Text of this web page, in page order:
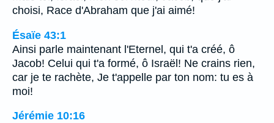
choisi, Race d'Abraham que j'ai aimé!
Ésaïe 43:1
Ainsi parle maintenant l'Eternel, qui t'a créé, ô
Jacob! Celui qui t'a formé, ô Israël! Ne crains rien,
car je te rachète, Je t'appelle par ton nom: tu es à
moi!
Jérémie 10:16